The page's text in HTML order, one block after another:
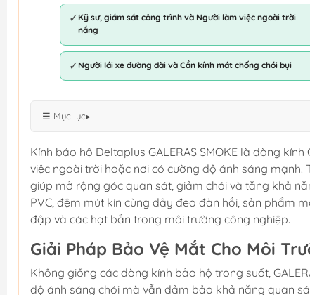
✓ Kỹ sư, giám sát công trình và Người làm việc ngoài trời
nắng
✓ Người lái xe đường dài và Cần kính mát chống chói bụi
☰ Mục lục▸
Kính bảo hộ Deltaplus GALERAS SMOKE là dòng
việc ngoài trời hoặc nơi có cường độ ánh sáng
giúp mở rộng góc quan sát, giảm chói và tăng khả
PVC, đệm mút kín cùng dây đeo đàn hồi, sản phẩm
đập và các hạt bắn trong môi trường công nghiệp.
Giải Pháp Bảo Vệ Mắt Cho Môi
Không giống các dòng kính bảo hộ trong suốt,
độ ánh sáng chói mà vẫn đảm bảo khả năng quan